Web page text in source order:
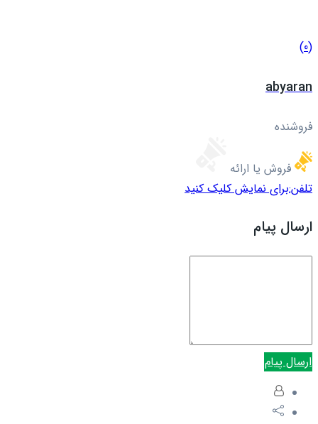
(0)
abyaran
فروشنده
فروش یا ارائه
تلفن:برای نمایش کلیک کنید
ارسال پیام
ارسال پیام